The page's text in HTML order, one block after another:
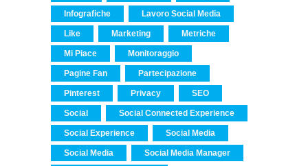
Infografiche Lavoro Social Media
Like Marketing Metriche
Mi Piace Monitoraggio
Pagine Fan Partecipazione
Pinterest Privacy SEO
Social Social Connected Experience
Social Experience Social Media
Social Media Social Media Manager